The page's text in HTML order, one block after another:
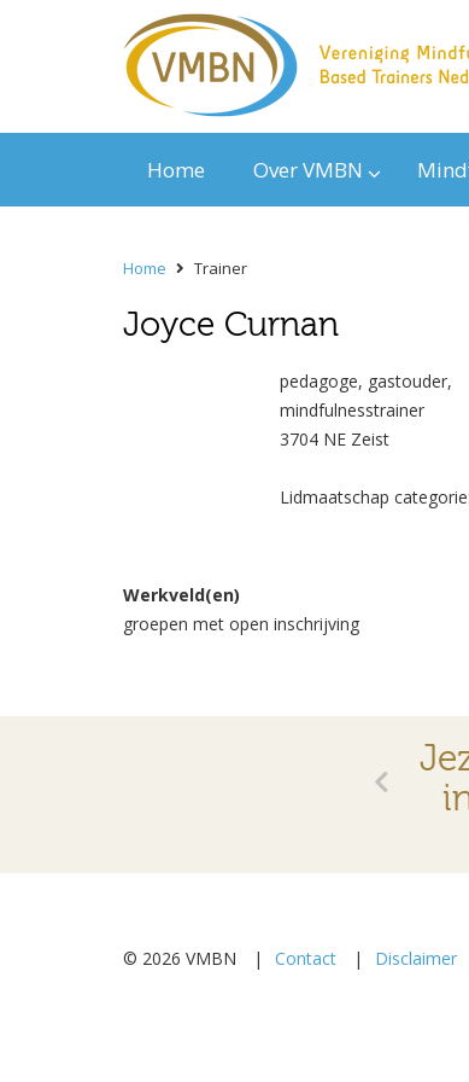
Home Over VMBN
Home Trainer
Joyce Curnan
pedagoge, gastouder,
mindfulnesstrainer
3704 NE Zeist
Lidmaatschap categorie:
Werkveld(en)
groepen met open inschrijving
© 2026 VMBN Contact Disclaimer